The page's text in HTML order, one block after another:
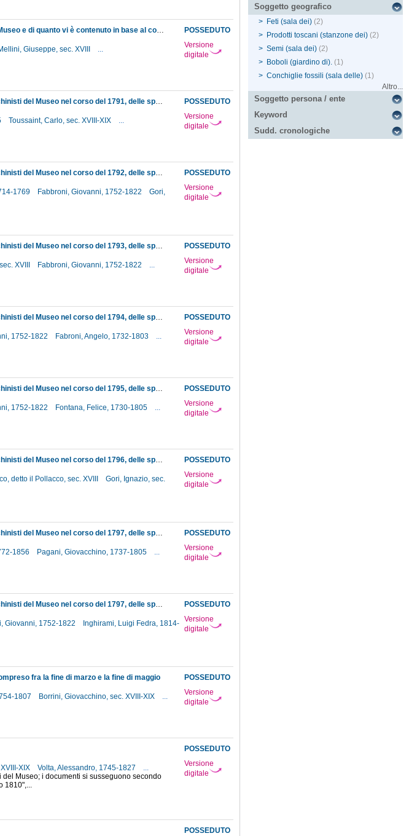
POSSEDUTO
Versione
digitale
Rapporto del custode sullo stato della fabbrica del Museo e di quanto vi è contenuto in base al controllo effettuato nel mese di marzo del 1794
Giuseppe, sec. XVIII
...
POSSEDUTO
Versione
digitale
Resoconti dei lavori eseguiti dai modellatori e macchinisti del Museo nel corso del 1791, delle spese fatte per acquisti, lavori a mobili, attrezzature per l'ostensione, ecc. e bilancio generale del Museo
Toussaint, Carlo, sec. XVIII-XIX
...
POSSEDUTO
Versione
digitale
Resoconti dei lavori eseguiti dai modellatori e macchinisti del Museo nel corso del 1792, delle spese fatte per acquisti, lavori a mobili, attrezzature per l'ostensione, ecc. e bilancio generale del Museo
1769
Fabbroni, Giovanni, 1752-1822
Gori,
POSSEDUTO
Versione
digitale
Resoconti dei lavori eseguiti dai modellatori e macchinisti del Museo nel corso del 1793, delle spese fatte per l'Orto botanico, per acquisti, lavori a mobili, attrezzature per l'ostensione, ecc. e bilancio generale del Museo
XVIII Fabbroni, Giovanni, 1752-1822
...
POSSEDUTO
Versione
digitale
Resoconti dei lavori eseguiti dai modellatori e macchinisti del Museo nel corso del 1794, delle spese fatte per acquisti, lavori a mobili, attrezzature per l'ostensione, ecc. e bilancio generale del Museo
1752-1822 Fabroni, Angelo, 1732-1803
...
POSSEDUTO
Versione
digitale
Resoconti dei lavori eseguiti dai modellatori e macchinisti del Museo nel corso del 1795, delle spese fatte per acquisti, lavori a mobili, attrezzature per l'ostensione, ecc. e bilancio generale del Museo
1752-1822 Fontana, Felice, 1730-1805
...
POSSEDUTO
Versione
digitale
Resoconti dei lavori eseguiti dai modellatori e macchinisti del Museo nel corso del 1796, delle spese fatte per acquisti, lavori a mobili, attrezzature per l'ostensione, ecc. e bilancio generale del Museo
detto il Pollacco, sec. XVIII
Gori, Ignazio, sec.
POSSEDUTO
Versione
digitale
Resoconti dei lavori eseguiti dai modellatori e macchinisti del Museo nel corso del 1797, delle spese fatte per acquisti, lavori a mobili, attrezzature per l'ostensione, ecc. e bilancio generale del Museo
1856 Pagani, Giovacchino, 1737-1805
...
POSSEDUTO
Versione
digitale
Resoconti dei lavori eseguiti dai modellatori e macchinisti del Museo nel corso del 1797, delle spese fatte per acquisti, lavori a mobili, attrezzature per l'ostensione, ecc. e bilancio generale del Museo
Giovanni, 1752-1822
Inghirami, Luigi Fedra, 1814-
POSSEDUTO
Versione
digitale
fra la fine di marzo e la fine di maggio
1807 Borrini, Giovacchino, sec. XVIII-XIX
...
POSSEDUTO
Versione
digitale
XIX Volta, Alessandro, 1745-1827
...
Museo; i documenti si susseguono secondo
1810",...
POSSEDUTO
Soggetto geografico
> Feti (sala dei) (2)
> Prodotti toscani (stanzone dei) (2)
> Semi (sala dei) (2)
> Boboli (giardino di). (1)
> Conchiglie fossili (sala delle) (1)
Altro...
Soggetto persona / ente
Keyword
Sudd. cronologiche